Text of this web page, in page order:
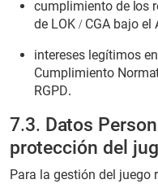
cumplimiento de los
de LOK / CGA bajo el
intereses legítimos
Cumplimiento
RGPD.
7.3. Datos
protección del
Para la gestión del juego